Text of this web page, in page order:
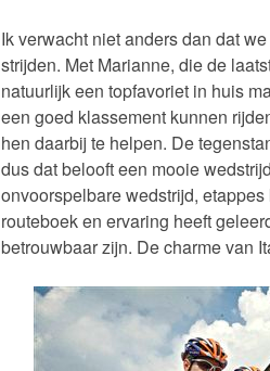
Ik verwacht niet anders dan dat
strijden. Met Marianne, die de
natuurlijk een topfavoriet in huis
een goed klassement kunnen
hen daarbij te helpen. De
dus dat belooft een mooie
onvoorspelbare wedstrijd,
routeboek en ervaring heeft
betrouwbaar zijn. De charme van